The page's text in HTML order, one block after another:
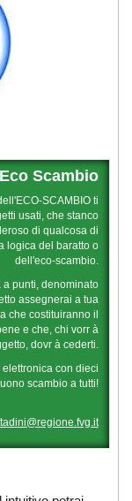
Scambio
SCAMBIO ti
usati, che stanco
di qualcosa di
logica del baratto o
dell'eco-scambio.
a punti, denominato
assegnerai a tua
che costituiranno il
e che, chi vorr à
dovr à cederti.
con dieci
scambio a tutti!